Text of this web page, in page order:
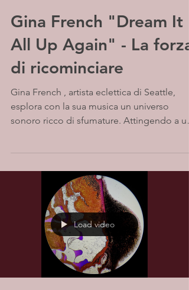
Gina French "Dream It
All Up Again" - La forza
di ricominciare
Gina French , artista eclettica di Seattle,
esplora con la sua musica un universo
sonoro ricco di sfumature. Attingendo a un
Load video